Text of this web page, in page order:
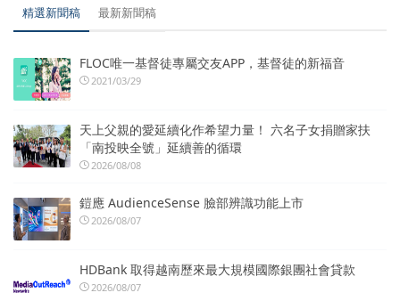
精選新聞稿 最新新聞稿
FLOC唯一基督徒專屬交友APP，基督徒的新福音
2021/03/29
天上父親的愛延續化作希望力量！ 六名子女捐贈家扶
「南投映全號」延續善的循環
2026/08/08
鎧應 AudienceSense 臉部辨識功能上市
2026/08/07
HDBank 取得越南歷來最大規模國際銀團社會貸款
2026/08/07